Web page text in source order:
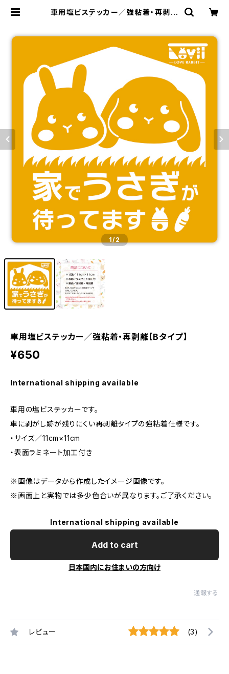
車用塩ビステッカー／強粘着・再剥離
1/2
車用塩ビステッカー／強粘着・再剥離【Bタイプ】
¥650
International shipping available
車用の塩ビステッカーです。
車に剥がし跡が残りにくい再剥離タイプの強粘着仕様です。
・サイズ／11cm×11cm
・表面ラミネート加工付き
※画像はデータから作成したイメージ画像です。
※画面上と実物では多少色合いが異なります。ご了承ください。
International shipping available
Add to cart
日本国内にお住まいの方向け
通報する
レビュー (3)